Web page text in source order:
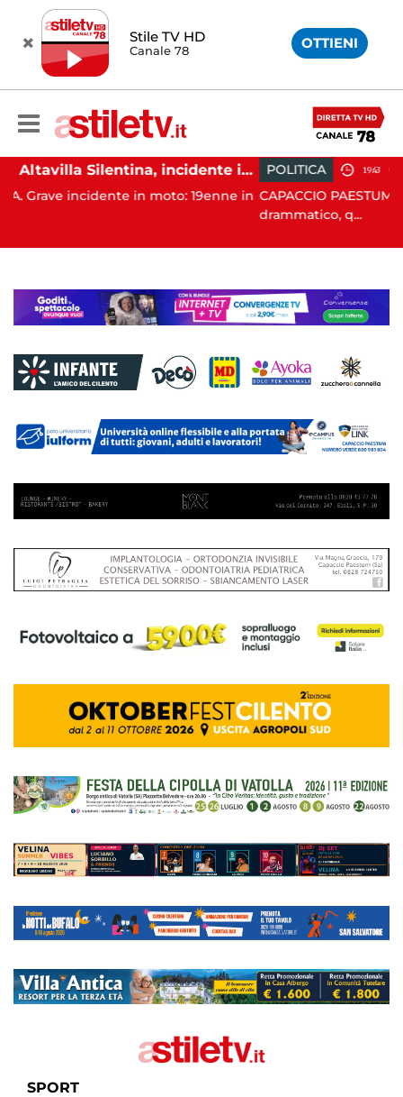
Stile TV HD
Canale 78 OTTIENI
Altavilla Silentina, incidente in moto nella notte: 19enne in prognosi riservata
moto: 19enne in
POLITICA 19:43
CAPACCIO PAESTUM. È stato un Consiglio
SPORT